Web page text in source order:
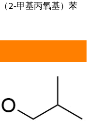
2-甲基丙氧基）苯